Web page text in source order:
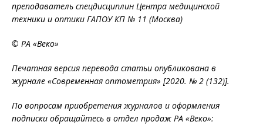
преподаватель спецдисциплин Центра медицинской
техники и оптики ГАПОУ КП № 11 (Москва)
© РА «Веко»
Печатная версия перевода статьи опубликована в
журнале «Современная оптометрия» [2020. № 2 (132)].
По вопросам приобретения журналов и оформления
подписки обращайтесь в отдел продаж РА «Веко»: